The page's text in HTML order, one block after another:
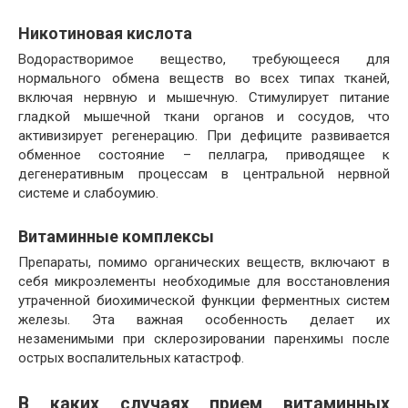
Никотиновая кислота
Водорастворимое вещество, требующееся для
нормального обмена веществ во всех типах тканей,
включая нервную и мышечную. Стимулирует питание
гладкой мышечной ткани органов и сосудов, что
активизирует регенерацию. При дефиците развивается
обменное состояние – пеллагра, приводящее к
дегенеративным процессам в центральной нервной
системе и слабоумию.
Витаминные комплексы
Препараты, помимо органических веществ, включают в
себя микроэлементы необходимые для восстановления
утраченной биохимической функции ферментных систем
железы. Эта важная особенность делает их
незаменимыми при склерозировании паренхимы после
острых воспалительных катастроф.